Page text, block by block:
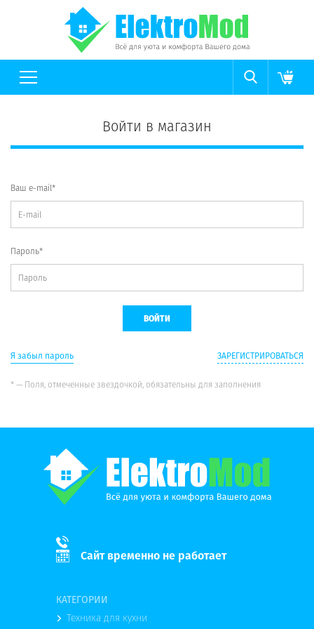
Войти в магазин
Ваш e-mail*
Пароль*
Я забыл пароль ЗАРЕГИСТРИРОВАТЬСЯ
* — Поля, отмеченные звездочкой, обязательны для заполнения
Сайт временно не работает
КАТЕГОРИИ
Техника для кухни